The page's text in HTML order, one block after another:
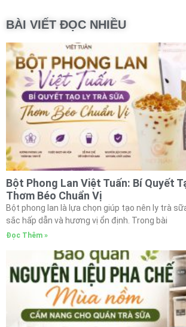
BÀI VIẾT ĐỌC NHIỀU
Bột Phong Lan Việt Tuấn: Bí Quyết
Thơm Béo Chuẩn Vị
Bột phong lan là lựa chọn giúp tạo nên ly trà
sắc hấp dẫn và hương vị ổn định. Trong bài
Đọc Thêm »